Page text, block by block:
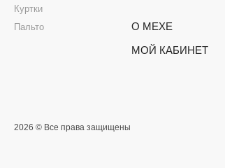
Куртки
Пальто
О МЕХЕ
МОЙ КАБИНЕТ
2026 © Все права защищены